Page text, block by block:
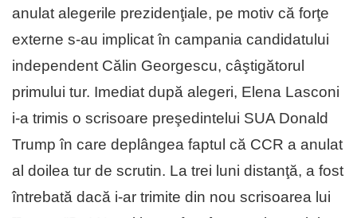
anulat alegerile prezidenţiale, pe motiv că forţe
externe s-au implicat în campania candidatului
independent Călin Georgescu, câştigătorul
primului tur. Imediat după alegeri, Elena Lasconi
i-a trimis o scrisoare preşedintelui SUA Donald
Trump în care deplângea faptul că CCR a anulat
al doilea tur de scrutin. La trei luni distanţă, a fost
întrebată dacă i-ar trimite din nou scrisoarea lui